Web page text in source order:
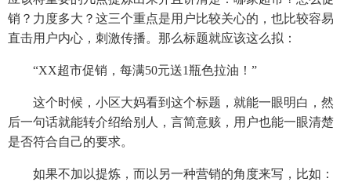
销？力度多大？这三个重点是用户比较关心的，也比较容易
直击用户内心，刺激传播。那么标题就应该这么拟：
“XX超市促销，每满50元送1瓶色拉油！”
这个时候，小区大妈看到这个标题，就能一眼明白，然
后一句话就能转介绍给别人，言简意赅，用户也能一眼清楚
是否符合自己的要求。
如果不加以提炼，而以另一种营销的角度来写，比如：